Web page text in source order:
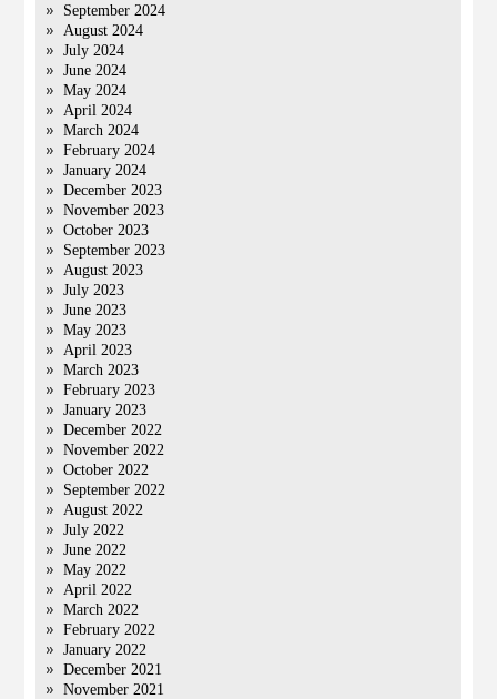
September 2024
August 2024
July 2024
June 2024
May 2024
April 2024
March 2024
February 2024
January 2024
December 2023
November 2023
October 2023
September 2023
August 2023
July 2023
June 2023
May 2023
April 2023
March 2023
February 2023
January 2023
December 2022
November 2022
October 2022
September 2022
August 2022
July 2022
June 2022
May 2022
April 2022
March 2022
February 2022
January 2022
December 2021
November 2021